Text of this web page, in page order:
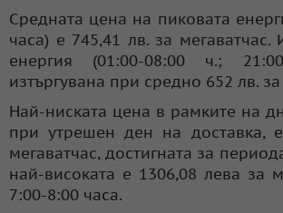
Средната цена на пиковата
часа) e 745,41 лв. за мегаватчас.
енергия (01:00-08:00 ч.;
изтъргувана при средно 652 лв. за
Най-ниската цена в рамките на
при утрешен ден на доставка,
мегаватчас, достигната за
най-високата е 1306,08 лева за
7:00-8:00 часа.